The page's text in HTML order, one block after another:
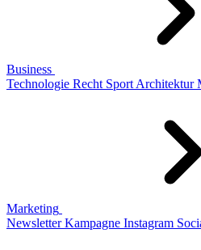
Business
Technologie Recht Sport Architektur
Marketing
Newsletter Kampagne Instagram